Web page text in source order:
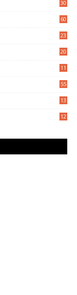
30
60
23
20
11
55
13
12